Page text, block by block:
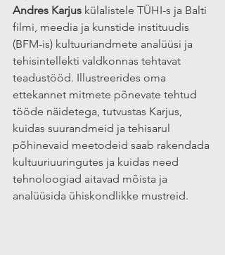
Andres Karjus külalistele TÜHI-s ja Balti
filmi, meedia ja kunstide instituudis
(BFM-is) kultuuriandmete analüüsi ja
tehisintellekti valdkonnas tehtavat
teadustööd. Illustreerides oma
ettekannet mitmete põnevate tehtud
tööde näidetega, tutvustas Karjus,
kuidas suurandmeid ja tehisarul
põhinevaid meetodeid saab rakendada
kultuuriuuringutes ja kuidas need
tehnoloogiad aitavad mõista ja
analüüsida ühiskondlikke mustreid.